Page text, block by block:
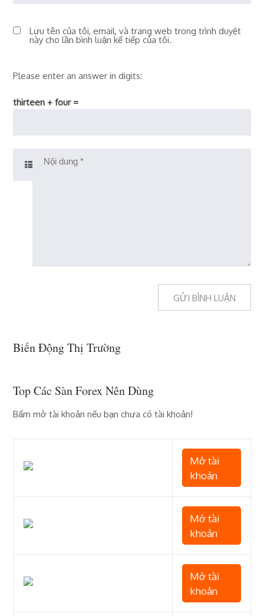
Lưu tên của tôi, email, và trang web trong trình duyệt
này cho lần bình luận kế tiếp của tôi.
Please enter an answer in digits:
thirteen + four =
Biến Động Thị Trường
Top Các Sàn Forex Nên Dùng
Bấm mở tài khoản nếu bạn chưa có tài khoản!
Mở tài
khoản
Mở tài
khoản
Mở tài
khoản